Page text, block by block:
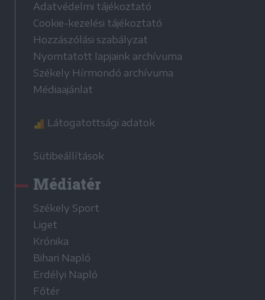
Adatvédelmi tájékoztató
Cookie-kezelési tájékoztató
Hozzászólási szabályzat
Nyomtatott lapjaink archívuma
Székely Hírmondó archívuma
Médiaajánlat
Látogatottsági adatok
Sütibeállítások
Médiatér
Székely Sport
Liget
Krónika
Bihari Napló
Erdélyi Napló
Főtér